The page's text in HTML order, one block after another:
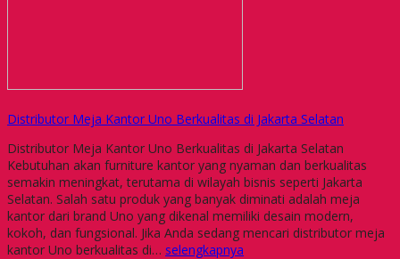
Distributor Meja Kantor Uno Berkualitas di Jakarta Selatan
Distributor Meja Kantor Uno Berkualitas di Jakarta Selatan
Kebutuhan akan furniture kantor yang nyaman dan berkualitas
semakin meningkat, terutama di wilayah bisnis seperti Jakarta
Selatan. Salah satu produk yang banyak diminati adalah meja
kantor dari brand Uno yang dikenal memiliki desain modern,
kokoh, dan fungsional. Jika Anda sedang mencari distributor meja
kantor Uno berkualitas di… selengkapnya